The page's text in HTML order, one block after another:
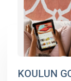
KOULUN